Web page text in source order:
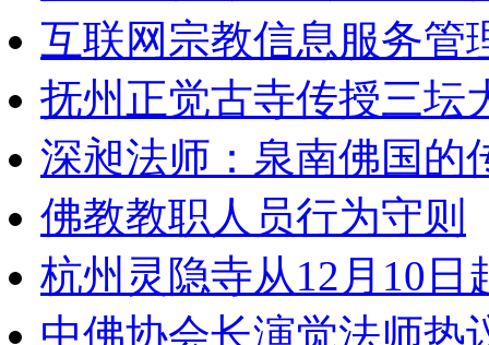
互联网宗教信息服务管
抚州正觉古寺传授三坛
深昶法师：泉南佛国的
佛教教职人员行为守则
杭州灵隐寺从12月10日
中佛协会长演觉法师热